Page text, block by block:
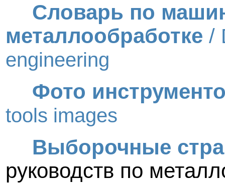
Cловарь по
металлообработке /
engineering
Фото
tools images
Выборочные
руководств по